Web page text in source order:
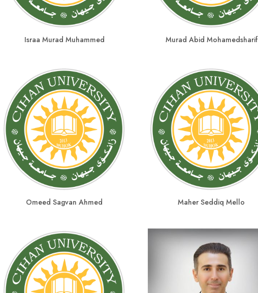
Murad Abid Mohamedsharif
Israa Murad Muhammed
Maher Seddiq Mello
Omeed Sagvan Ahmed